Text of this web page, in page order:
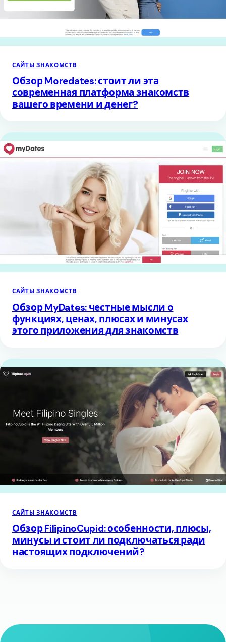
САЙТЫ ЗНАКОМСТВ
Обзор Moredates: стоит ли эта
современная платформа знакомств
вашего времени и денег?
САЙТЫ ЗНАКОМСТВ
Обзор MyDates: честные мысли о
функциях, ценах, плюсах и минусах
этого приложения для знакомств
САЙТЫ ЗНАКОМСТВ
Обзор FilipinoCupid: особенности, плюсы,
минусы и стоит ли подключаться ради
настоящих подключений?